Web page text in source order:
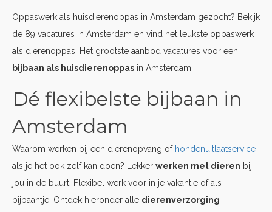
Oppaswerk als huisdierenoppas in Amsterdam gezocht? Bekijk
de 89 vacatures in Amsterdam en vind het leukste oppaswerk
als dierenoppas. Het grootste aanbod vacatures voor een
bijbaan als huisdierenoppas in Amsterdam.
Dé flexibelste bijbaan in
Amsterdam
Waarom werken bij een dierenopvang of hondenuitlaatservice
als je het ook zelf kan doen? Lekker werken met dieren bij
jou in de buurt! Flexibel werk voor in je vakantie of als
bijbaantje. Ontdek hieronder alle dierenverzorging